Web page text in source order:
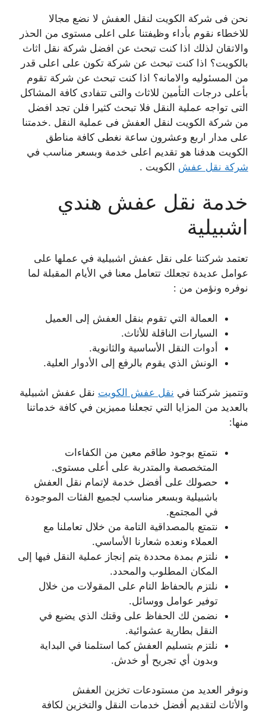
نحن فى شركة الكويت لنقل العفش لا نضع مجالا
للاخطاء نقوم بأداء وظيفتنا على اعلى مستوى من الحذر
والاتقان لذلك اذا كنت تبحث عن افضل شركة نقل اثاث
بالكويت؟ اذا كنت تبحث عن شركة تكون على اعلى قدر
من المسئوليه والامانه؟ اذا كنت تبحث عن شركة تقوم
بأعلى درجات التأمين للاثاث والتى تتفادى كافة المشاكل
التى تواجه عملية النقل فلا تبحث كثيرا فلن تجد افضل
من شركة الكويت لنقل العفش فى عملية النقل .خدمتنا
على مدار اربع وعشرون ساعة نغطى كافة مناطق
الكويت هدفنا هو تقديم اعلى خدمة وبسعر مناسب في
شركة نقل عفش الكويت .
خدمة نقل عفش هندي
اشبيلية
تعتمد شركتنا على نقل عفش اشبيلية في عملها على
عوامل عديدة تجعلك تتعامل معنا في الأيام المقبلة لما
نوفره ونؤمن من :
العمالة التي تقوم بنقل العفش إلى العميل
السيارات الناقلة للأثاث.
أدوات النقل الأساسية والثانوية.
الونش الذي يقوم بالرفع إلى الأدوار العلية.
وتتميز شركتنا في نقل عفش الكويت نقل عفش اشبيلية
بالعديد من المزايا التي تجعلنا مميزين في كافة خدماتنا
منها:
نتمتع بوجود طاقم معين من الكفاءات
المتخصصة والمتدربة على أعلى مستوى.
حصولك على أفضل خدمة لإتمام نقل العفش
باشبيلية وبسعر مناسب لجميع الفئات الموجودة
في المجتمع.
نتمتع بالمصداقية التامة من خلال تعاملنا مع
العملاء ونعده شعارنا الأساسي.
نلتزم بمدة محددة يتم إنجاز عملية النقل فيها إلى
المكان المطلوب والمحدد.
نلتزم بالحفاظ التام على المقولات من خلال
توفير عوامل ووسائل.
نضمن لك الحفاظ على وقتك الذي يضيع في
النقل بطارية عشوائية.
نلتزم بتسليم العفش كما استلمنا في البداية
وبدون أي تجريح أو خدش.
ونوفر العديد من مستودعات تخزين العفش
والأثاث لتقديم أفضل خدمات النقل والتخزين لكافة